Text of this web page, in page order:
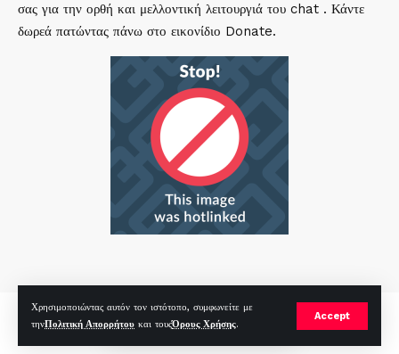
Χρησιμοποιώντας αυτόν τον ιστότοπο, συμφωνείτε με
τηνΠολιτική Απορρήτου και τουςΌρους Χρήσης.
Accept
σας για την ορθή και μελλοντική λειτουργιά του chat . Κάντε
δωρεά πατώντας πάνω στο εικονίδιο Donate.
mirc.gr 2023 Copyright %year%, All Rights Reserved |bySp
Hosted byRealHosting